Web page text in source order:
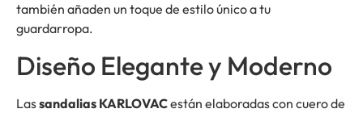
también añaden un toque de estilo único a tu
guardarropa.
Diseño Elegante y Moderno
Lassandalias KARLOVACestán elaboradas con cuero de